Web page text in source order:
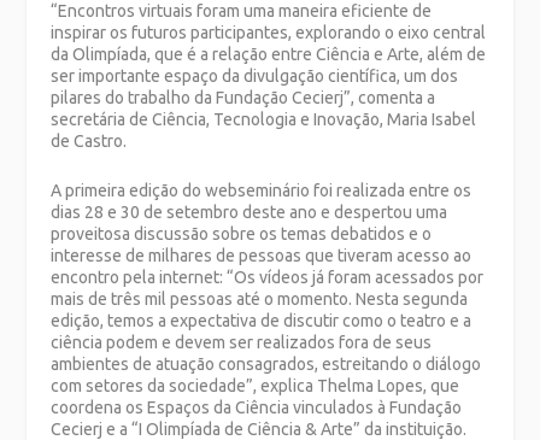
“Encontros virtuais foram uma maneira eficiente de
inspirar os futuros participantes, explorando o eixo central
da Olimpíada, que é a relação entre Ciência e Arte, além de
ser importante espaço da divulgação científica, um dos
pilares do trabalho da Fundação Cecierj”, comenta a
secretária de Ciência, Tecnologia e Inovação, Maria Isabel
de Castro.
A primeira edição do webseminário foi realizada entre os
dias 28 e 30 de setembro deste ano e despertou uma
proveitosa discussão sobre os temas debatidos e o
interesse de milhares de pessoas que tiveram acesso ao
encontro pela internet: “Os vídeos já foram acessados por
mais de três mil pessoas até o momento. Nesta segunda
edição, temos a expectativa de discutir como o teatro e a
ciência podem e devem ser realizados fora de seus
ambientes de atuação consagrados, estreitando o diálogo
com setores da sociedade”, explica Thelma Lopes, que
coordena os Espaços da Ciência vinculados à Fundação
Cecierj e a “I Olimpíada de Ciência & Arte” da instituição.